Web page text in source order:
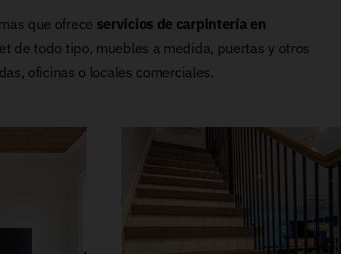
que ofrece servicios de carpintería en
de todo tipo, muebles a medida, puertas y otros
oficinas o locales comerciales.